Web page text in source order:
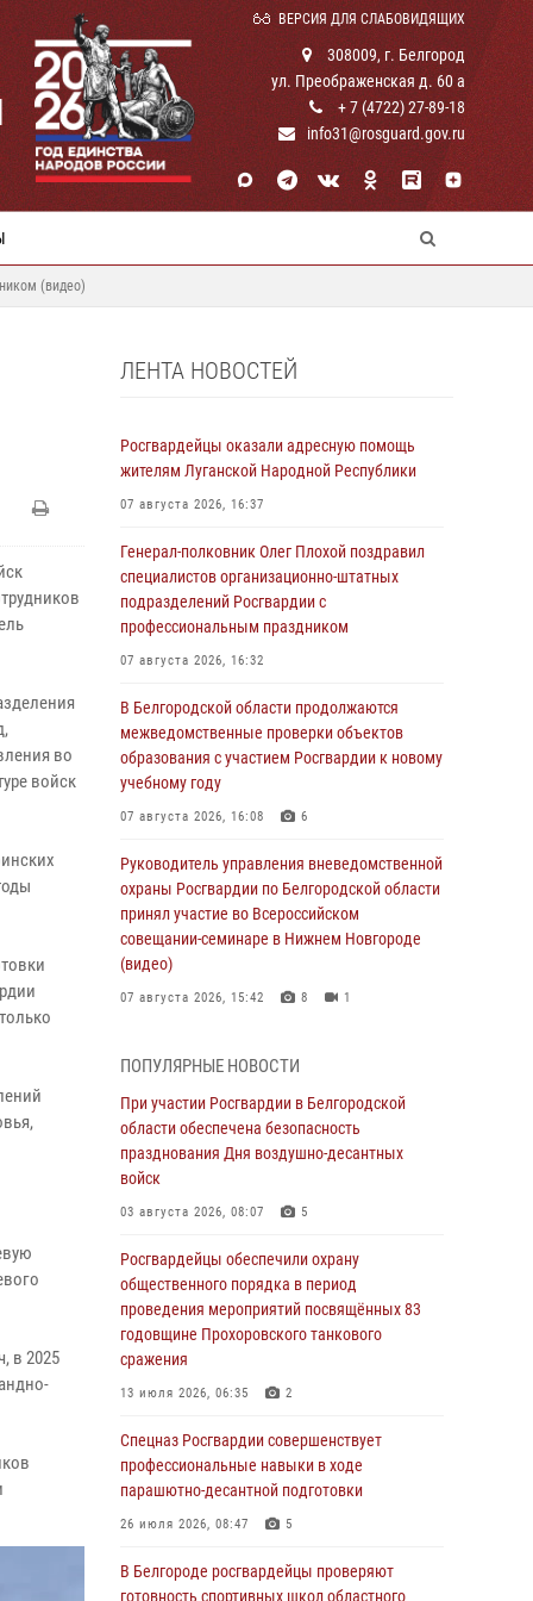
ВЕРСИЯ ДЛЯ СЛАБОВИДЯЩИХ
308009, г. Белгород
ул. Преображенская д. 60 а
+ 7 (4722) 27-89-18
info31@rosguard.gov.ru
(видео)
во
войск
в 2025
ЛЕНТА НОВОСТЕЙ
Росгвардейцы оказали адресную помощь
жителям Луганской Народной Республики
07 августа 2026, 16:37
Генерал-полковник Олег Плохой поздравил
специалистов организационно-штатных
подразделений Росгвардии с
профессиональным праздником
07 августа 2026, 16:32
В Белгородской области продолжаются
межведомственные проверки объектов
образования с участием Росгвардии к новому
учебному году
07 августа 2026, 16:08 6
Руководитель управления вневедомственной
охраны Росгвардии по Белгородской области
принял участие во Всероссийском
совещании-семинаре в Нижнем Новгороде
(видео)
07 августа 2026, 15:42 8 1
пресекли условное проникновение в детский
лагерь «Солнышко»
07 августа 2026, 07:39 1
Белгородским радиослушателям рассказали
о роли физической культуры в жизни
07 августа 2026, 06:19
Подвиги героев‑росгвардейцев увековечили
в новой музейной экспозиции белгородского
музея‑диорамы «Курская битва.
Белгородское направление»
В Белгороде росгвардейцы проверяют
готовность спортивных школ областного
центра к новому учебному году
Росгвардия обеспечила общественную
ПОПУЛЯРНЫЕ НОВОСТИ
При участии Росгвардии в Белгородской
области обеспечена безопасность
празднования Дня воздушно-десантных
войск
03 августа 2026, 08:07 5
Росгвардейцы обеспечили охрану
общественного порядка в период
проведения мероприятий посвящённых 83
годовщине Прохоровского танкового
сражения
13 июля 2026, 06:35 2
Спецназ Росгвардии совершенствует
профессиональные навыки в ходе
парашютно-десантной подготовки
26 июля 2026, 08:47 5
В Белгороде росгвардейцы проверяют
готовность спортивных школ областного